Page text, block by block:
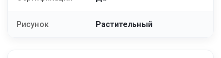
Рисунок Растительный